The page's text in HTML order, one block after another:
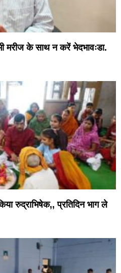
मरीज के साथ न करें भेदभावःडा.
रुद्राभिषेक,, प्रतिदिन भाग ले